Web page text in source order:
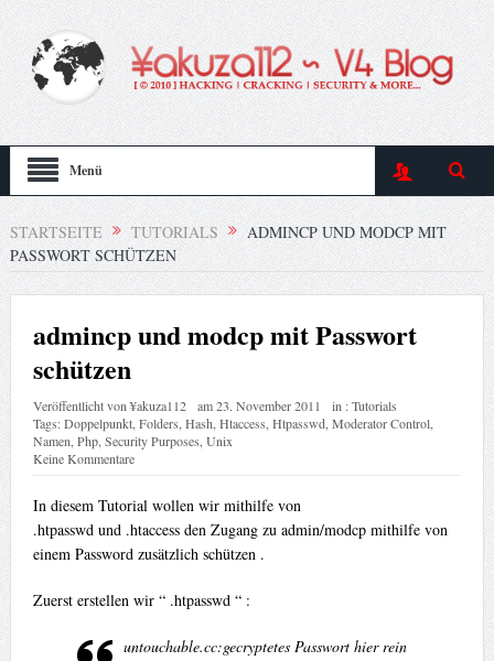
Menü
STARTSEITE TUTORIALS
ADMINCP UND MODCP MIT
PASSWORT SCHÜTZEN
admincp und modcp mit Passwort
schützen
Veröffentlicht von¥akuza112 am23. November 2011 in :Tutorials
Tags:Doppelpunkt, Folders Hash Htaccess Htpasswd, Moderator Control,
Namen Php, Security Purposes Unix
Keine Kommentare
In diesem Tutorial wollen wir mithilfe von
.htpasswd und .htaccess den Zugang zu admin/modcp mithilfe von
einem Password zusätzlich schützen .
Zuerst erstellen wir “ .htpasswd “ :
untouchable.cc:gecryptetes Passwort hier rein